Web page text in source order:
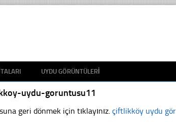
UYDU GÖRÜNTÜLERI
uydu-goruntusu11
geri dönmek için tıklayınız.çiftlikköy uydu